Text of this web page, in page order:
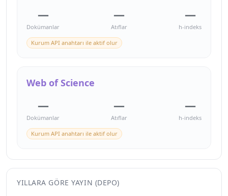
—
Dokümanlar
—
Atıflar
—
h-indeks
Kurum API anahtarı ile aktif olur
Web of Science
—
Dokümanlar
—
Atıflar
—
h-indeks
Kurum API anahtarı ile aktif olur
YILLARA GÖRE YAYIN (DEPO)